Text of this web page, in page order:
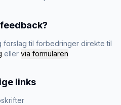
til forbedringer direkte til
eller via formularen
links